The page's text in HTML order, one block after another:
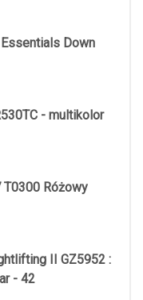
Down
- multikolor
T0300 Różowy
II GZ5952 :
- 42